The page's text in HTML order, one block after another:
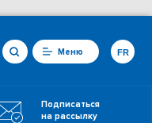
Меню
Подписаться
на рассылку
FR